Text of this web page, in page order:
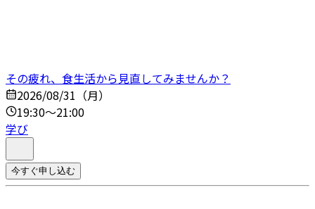
その疲れ、食生活から見直してみませんか？
2026/08/31（月）
19:30～21:00
学び
今すぐ申し込む